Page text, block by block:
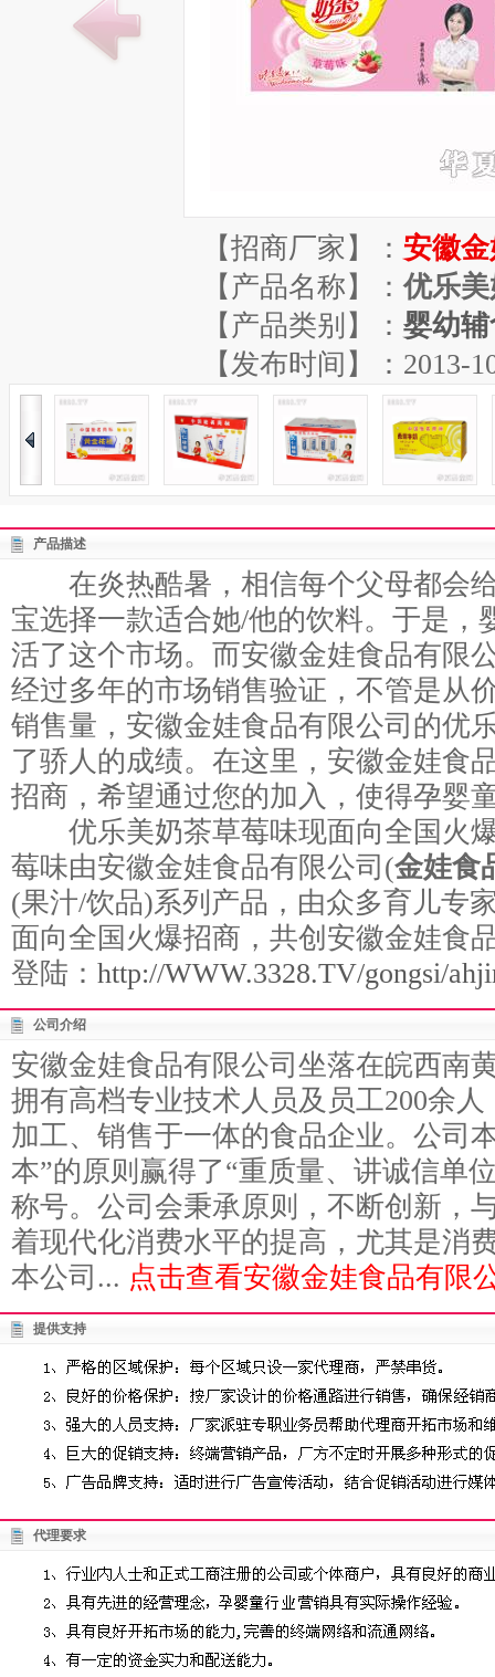
【招商厂家】： 安徽
【产品名称】：优乐
【产品类别】： 婴幼
【发布时间】：2013-
产品描述
在炎热酷暑，相信每个父母都会
宝选择一款适合她/他的饮料。于是，
活了这个市场。而安徽金娃食品有限
经过多年的市场销售验证，不管是从
销售量，安徽金娃食品有限公司的优
了骄人的成绩。在这里，安徽金娃食
招商，希望通过您的加入，使得孕婴
优乐美奶茶草莓味现面向全国火
莓味由安徽金娃食品有限公司(金娃食
(果汁/饮品)系列产品，由众多育儿专
面向全国火爆招商，共创安徽金娃食
登陆： http://WWW.3328.TV/gongsi/
公司介绍
安徽金娃食品有限公司坐落在皖西南
拥有高档专业技术人员及员工200余
加工、销售于一体的食品企业。公司
本”的原则赢得了“重质量、讲诚信单
称号。公司会秉承原则，不断创新，
着现代化消费水平的提高，尤其是消
本公司... 点击查看安徽金娃食品有限
提供支持
代理要求